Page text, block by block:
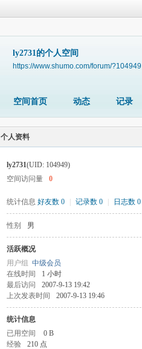
ly2731的个人空间
https://www.shumo.com/forum/?104949
空间首页 动态 记录
个人资料
ly2731(UID: 104949)
空间访问量
0
统计信息 好友数 0 记录数 0 日志数 0
性别 男
活跃概况
用户组 中级会员
在线时间
1 小时
最后访问
2007-9-13 19:42
上次发表时间
2007-9-13 19:46
统计信息
已用空间
0 B
经验
210 点